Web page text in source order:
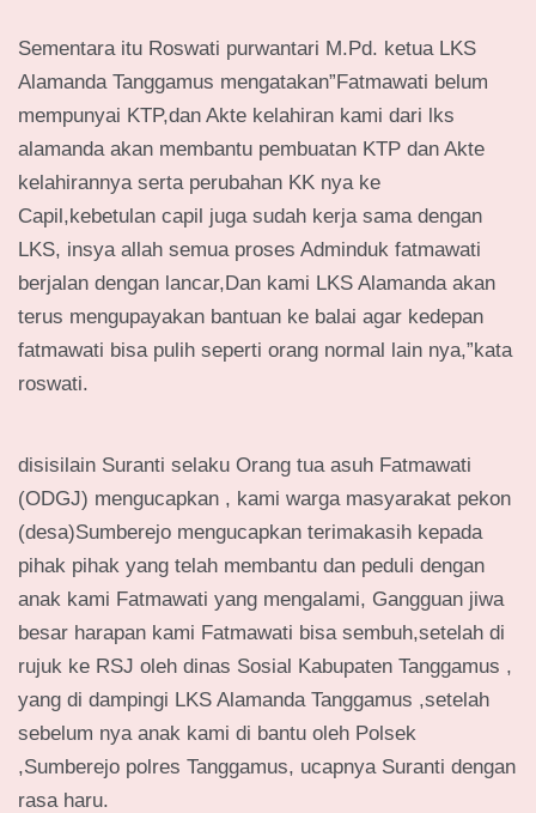
Sementara itu Roswati purwantari M.Pd. ketua LKS
Alamanda Tanggamus mengatakan”Fatmawati belum
mempunyai KTP,dan Akte kelahiran kami dari lks
alamanda akan membantu pembuatan KTP dan Akte
kelahirannya serta perubahan KK nya ke
Capil,kebetulan capil juga sudah kerja sama dengan
LKS, insya allah semua proses Adminduk fatmawati
berjalan dengan lancar,Dan kami LKS Alamanda akan
terus mengupayakan bantuan ke balai agar kedepan
fatmawati bisa pulih seperti orang normal lain nya,”kata
roswati.
disisilain Suranti selaku Orang tua asuh Fatmawati
(ODGJ) mengucapkan , kami warga masyarakat pekon
(desa)Sumberejo mengucapkan terimakasih kepada
pihak pihak yang telah membantu dan peduli dengan
anak kami Fatmawati yang mengalami, Gangguan jiwa
besar harapan kami Fatmawati bisa sembuh,setelah di
rujuk ke RSJ oleh dinas Sosial Kabupaten Tanggamus ,
yang di dampingi LKS Alamanda Tanggamus ,setelah
sebelum nya anak kami di bantu oleh Polsek
,Sumberejo polres Tanggamus, ucapnya Suranti dengan
rasa haru.